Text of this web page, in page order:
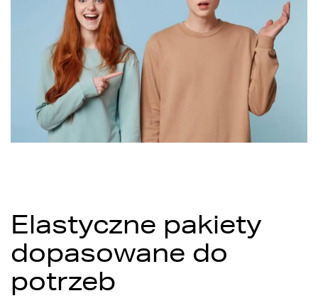
Elastyczne pakiety
dopasowane do
potrzeb